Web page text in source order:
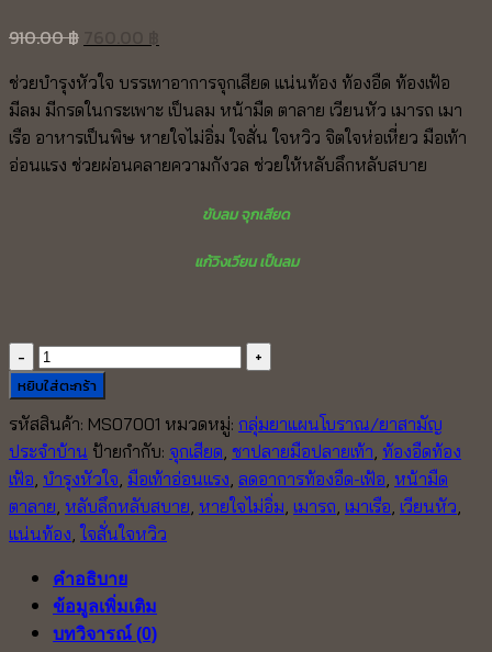
910.00฿
was:
910.00 ฿.
is:
760.00 ฿.
ช่วยบำรุงหัวใจ บรรเทาอาการจุกเสียด แน่นท้อง ท้องอืด ท้องเฟ้อ
มีลม มีกรดในกระเพาะ เป็นลม หน้ามืด ตาลาย เวียนหัว เมารถ เมา
เรือ อาหารเป็นพิษ หายใจไม่อิ่ม ใจสั่น ใจหวิว จิตใจห่อเหี่ยว มือเท้า
อ่อนแรง ช่วยผ่อนคลายความกังวล ช่วยให้หลับลึกหลับสบาย
ขับลม จุกเสียด
แก้วิงเวียน เป็นลม
จำนวน
ยา
หอม
น้ำ
แก้
ลม
(20
ขวด)
หมอ
เส็ง
ชิ้น
หยิบใส่ตะกร้า
รหัสสินค้า: MS07001 หมวดหมู่: กลุ่มยาแผนโบราณ/ยาสามัญ
ประจำบ้าน ป้ายกำกับ: จุกเสียด, ชาปลายมือปลายเท้า, ท้องอืดท้อง
เฟ้อ, บำรุงหัวใจ, มือเท้าอ่อนแรง, ลดอาการท้องอืด-เฟ้อ, หน้ามืด
ตาลาย, หลับลึกหลับสบาย, หายใจไม่อิ่ม, เมารถ, เมาเรือ, เวียนหัว,
แน่นท้อง, ใจสั่นใจหวิว
คำอธิบาย
ข้อมูลเพิ่มเติม
บทวิจารณ์ (0)